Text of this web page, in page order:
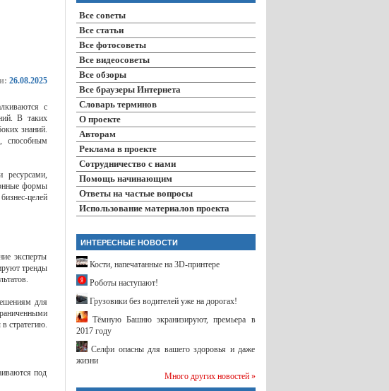
26.08.2025
с
В таких
знаний.
способным
ресурсами,
формы
целей
эксперты
тренды
для
стратегию.
под
Все советы
Все статьи
Все фотосоветы
Все видеосоветы
Все обзоры
Все браузеры Интернета
Словарь терминов
О проекте
Авторам
Реклама в проекте
Сотрудничество с нами
Помощь начинающим
Ответы на частые вопросы
Использование материалов проекта
ИНТЕРЕСНЫЕ НОВОСТИ
Кости, напечатанные на 3D-принтере
Роботы наступают!
Грузовики без водителей уже на дорогах!
Тёмную Башню экранизируют, премьера в
2017 году
Селфи опасны для вашего здоровья и даже
жизни
Много других новостей »